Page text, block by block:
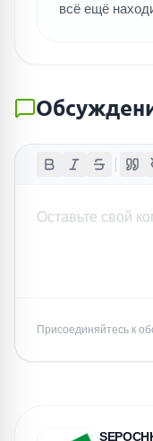
всё ещё
Присоединяйтесь к